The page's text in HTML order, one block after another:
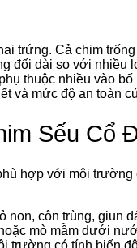
trứng. Cả chim
đối dài so với nhiều
thuộc nhiều vào
và mức độ an toàn
Sếu Cổ
hợp với môi
non, côn trùng, giun
mò mẫm dưới
trường có tính biến